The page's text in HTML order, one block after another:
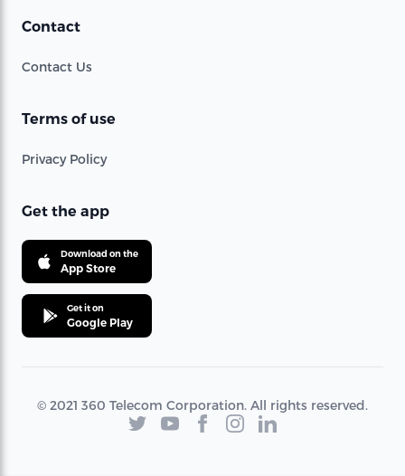
Contact
Contact Us
Terms of use
Privacy Policy
Get the app
Download on the
App Store
Get it on
Google Play
© 2021 360 Telecom Corporation. All rights reserved.